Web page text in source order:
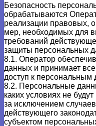
Безопасность
обрабатываются
реализации правовых,
мер, необходимых для
требований
защиты персональных
8.1. Оператор
данных и принимает
доступ к
8.2. Персональные
каких условиях не
за исключением
действующего
субъектом